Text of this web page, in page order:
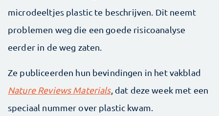
microdeeltjes plastic te beschrijven. Dit neemt
problemen weg die een goede risicoanalyse
eerder in de weg zaten.
Ze publiceerden hun bevindingen in het vakblad
Nature Reviews Materials, dat deze week met een
speciaal nummer over plastic kwam.